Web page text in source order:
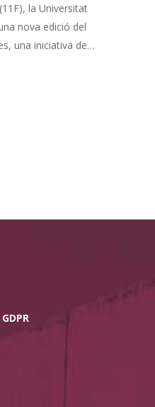
la Universitat
nova edició del
una iniciativa de…